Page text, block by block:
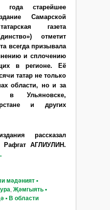
старейшее
Самарской
газета
отметит
всегда призывала
и сплочению
в регионе. Её
татар не только
области, но и за
в Ульяновске,
и других
рассказал
Рафгат АГЛИУЛИН.
мәдәният ▪
Җәмгыять ▪
▪ В области